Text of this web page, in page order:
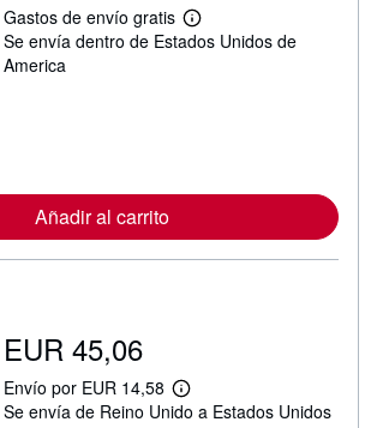
Gastos de envío gratis
M
á
ó
n
a
t
Se envía dentro de Estados Unidos de
America
Añadir al carrito
EUR 45,06
Envío por EUR 14,58
M
á
Se envía de Reino Unido a Estados Unidos